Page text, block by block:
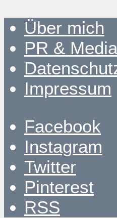
Über mich
PR & Media
Impressum
Facebook
Instagram
Twitter
Pinterest
RSS